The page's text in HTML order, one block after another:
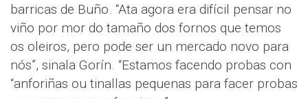
barricas de Buño. “Ata agora era difícil pensar no
viño por mor do tamaño dos fornos que temos
os oleiros, pero pode ser un mercado novo para
nós”, sinala Gorín. “Estamos facendo probas con
“anforiñas ou tinallas pequenas para facer probas